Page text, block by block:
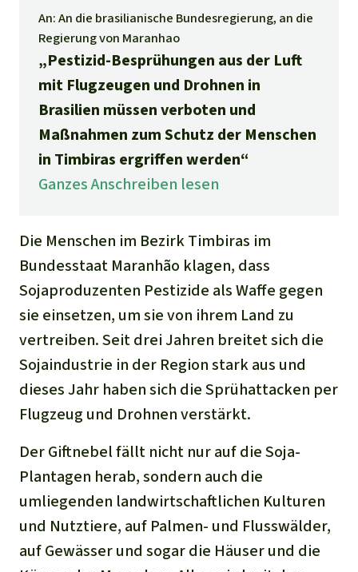
Fleisch und Soja
Landraub
Wilderei
Staudämme
Transparenz
Indonesia
Lateinamerika
An: An die brasilianische Bundesregierung, an die
Regierung von Maranhao
„Pestizid-Besprühungen aus der Luft
mit Flugzeugen und Drohnen in
Brasilien müssen verboten und
Maßnahmen zum Schutz der Menschen
in Timbiras ergriffen werden“
Ganzes Anschreiben lesen
Die Menschen im Bezirk Timbiras im
Bundesstaat Maranhão klagen, dass
Sojaproduzenten Pestizide als Waffe gegen
sie einsetzen, um sie von ihrem Land zu
vertreiben. Seit drei Jahren breitet sich die
Sojaindustrie in der Region stark aus und
dieses Jahr haben sich die Sprühattacken per
Flugzeug und Drohnen verstärkt.
Der Giftnebel fällt nicht nur auf die Soja-
Plantagen herab, sondern auch die
umliegenden landwirtschaftlichen Kulturen
und Nutztiere, auf Palmen- und Flusswälder,
auf Gewässer und sogar die Häuser und die